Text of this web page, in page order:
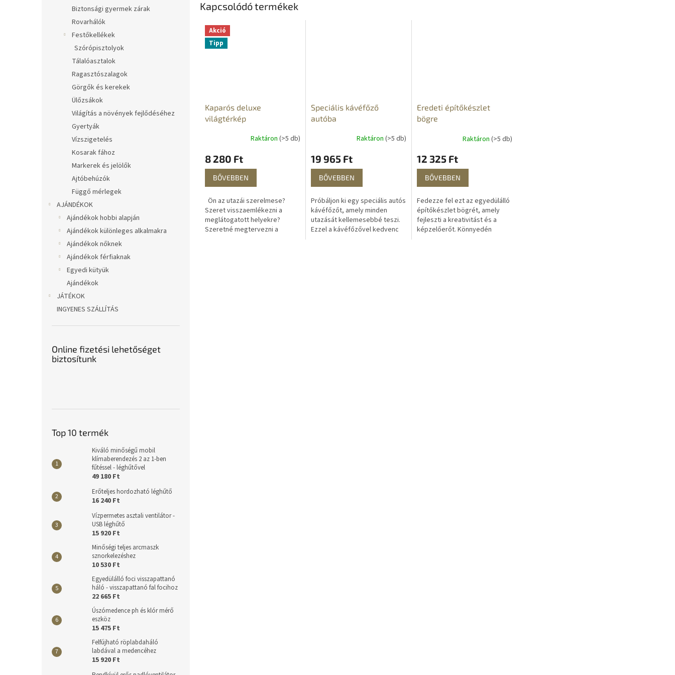
Biztonsági gyermek zárak
Rovarhálók
Festőkellékek
Szórópisztolyok
Tálalóasztalok
Ragasztószalagok
Görgők és kerekek
Ülőzsákok
Világítás a növények fejlődéséhez
Gyertyák
Vízszigetelés
Kosarak fához
Markerek és jelölők
Ajtóbehúzók
Függő mérlegek
AJÁNDÉKOK
Ajándékok hobbi alapján
Ajándékok különleges alkalmakra
Ajándékok nőknek
Ajándékok férfiaknak
Egyedi kütyük
Ajándékok
JÁTÉKOK
INGYENES SZÁLLÍTÁS
Online fizetési lehetőséget
biztosítunk
Top 10 termék
Kiváló minőségű mobil
klímaberendezés 2 az 1-ben
fűtéssel - léghűtővel
49 180 Ft
Erőteljes hordozható léghűtő
16 240 Ft
Vízpermetes asztali ventilátor -
USB léghűtő
15 920 Ft
Minőségi teljes arcmaszk
sznorkelezéshez
10 530 Ft
Egyedülálló foci visszapattanó
háló - visszapattanó fal focihoz
22 665 Ft
Úszómedence ph és klór mérő
eszköz
15 475 Ft
Felfújható röplabdaháló
labdával a medencéhez
15 920 Ft
Kapcsolódó termékek
Akció
Tipp
Kaparós deluxe
világtérkép
Raktáron (>5 db)
8 280 Ft
BŐVEBBEN
Ön az utazái szerelmese?
Szeret visszaemlékezni a
meglátogatott helyekre?
Szeretné megtervezni a
Speciális kávéfőző
autóba
Raktáron (>5 db)
19 965 Ft
BŐVEBBEN
Próbáljon ki egy speciális autós
kávéfőzőt, amely minden
utazását kellemesebbé teszi.
Ezzel a kávéfőzővel kedvenc
Eredeti építőkészlet
bögre
Raktáron(>5 db)
12 325 Ft
BŐVEBBEN
Fedezze fel ezt az egyedülálló
építőkészlet bögrét, amely
fejleszti a kreativitást és a
képzelőerőt. Könnyedén